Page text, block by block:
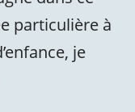
particulière à
je